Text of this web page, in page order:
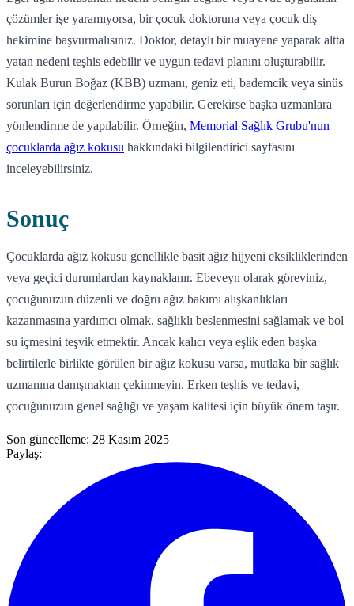
çözümler işe yaramıyorsa, bir çocuk doktoruna veya çocuk diş
hekimine başvurmalısınız. Doktor, detaylı bir muayene yaparak altta
yatan nedeni teşhis edebilir ve uygun tedavi planını oluşturabilir.
Kulak Burun Boğaz (KBB) uzmanı, geniz eti, bademcik veya sinüs
sorunları için değerlendirme yapabilir. Gerekirse başka uzmanlara
yönlendirme de yapılabilir. Örneğin, Memorial Sağlık Grubu'nun
çocuklarda ağız kokusu hakkındaki bilgilendirici sayfasını
inceleyebilirsiniz.
Sonuç
Çocuklarda ağız kokusu genellikle basit ağız hijyeni eksikliklerinden
veya geçici durumlardan kaynaklanır. Ebeveyn olarak göreviniz,
çocuğunuzun düzenli ve doğru ağız bakımı alışkanlıkları
kazanmasına yardımcı olmak, sağlıklı beslenmesini sağlamak ve bol
su içmesini teşvik etmektir. Ancak kalıcı veya eşlik eden başka
belirtilerle birlikte görülen bir ağız kokusu varsa, mutlaka bir sağlık
uzmanına danışmaktan çekinmeyin. Erken teşhis ve tedavi,
çocuğunuzun genel sağlığı ve yaşam kalitesi için büyük önem taşır.
Son güncelleme: 28 Kasım 2025
Paylaş: